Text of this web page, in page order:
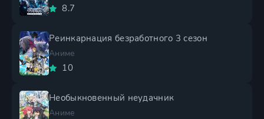
8.7
Реинкарнация безработного 3 сезон
Аниме
10
Необыкновенный неудачник
Аниме